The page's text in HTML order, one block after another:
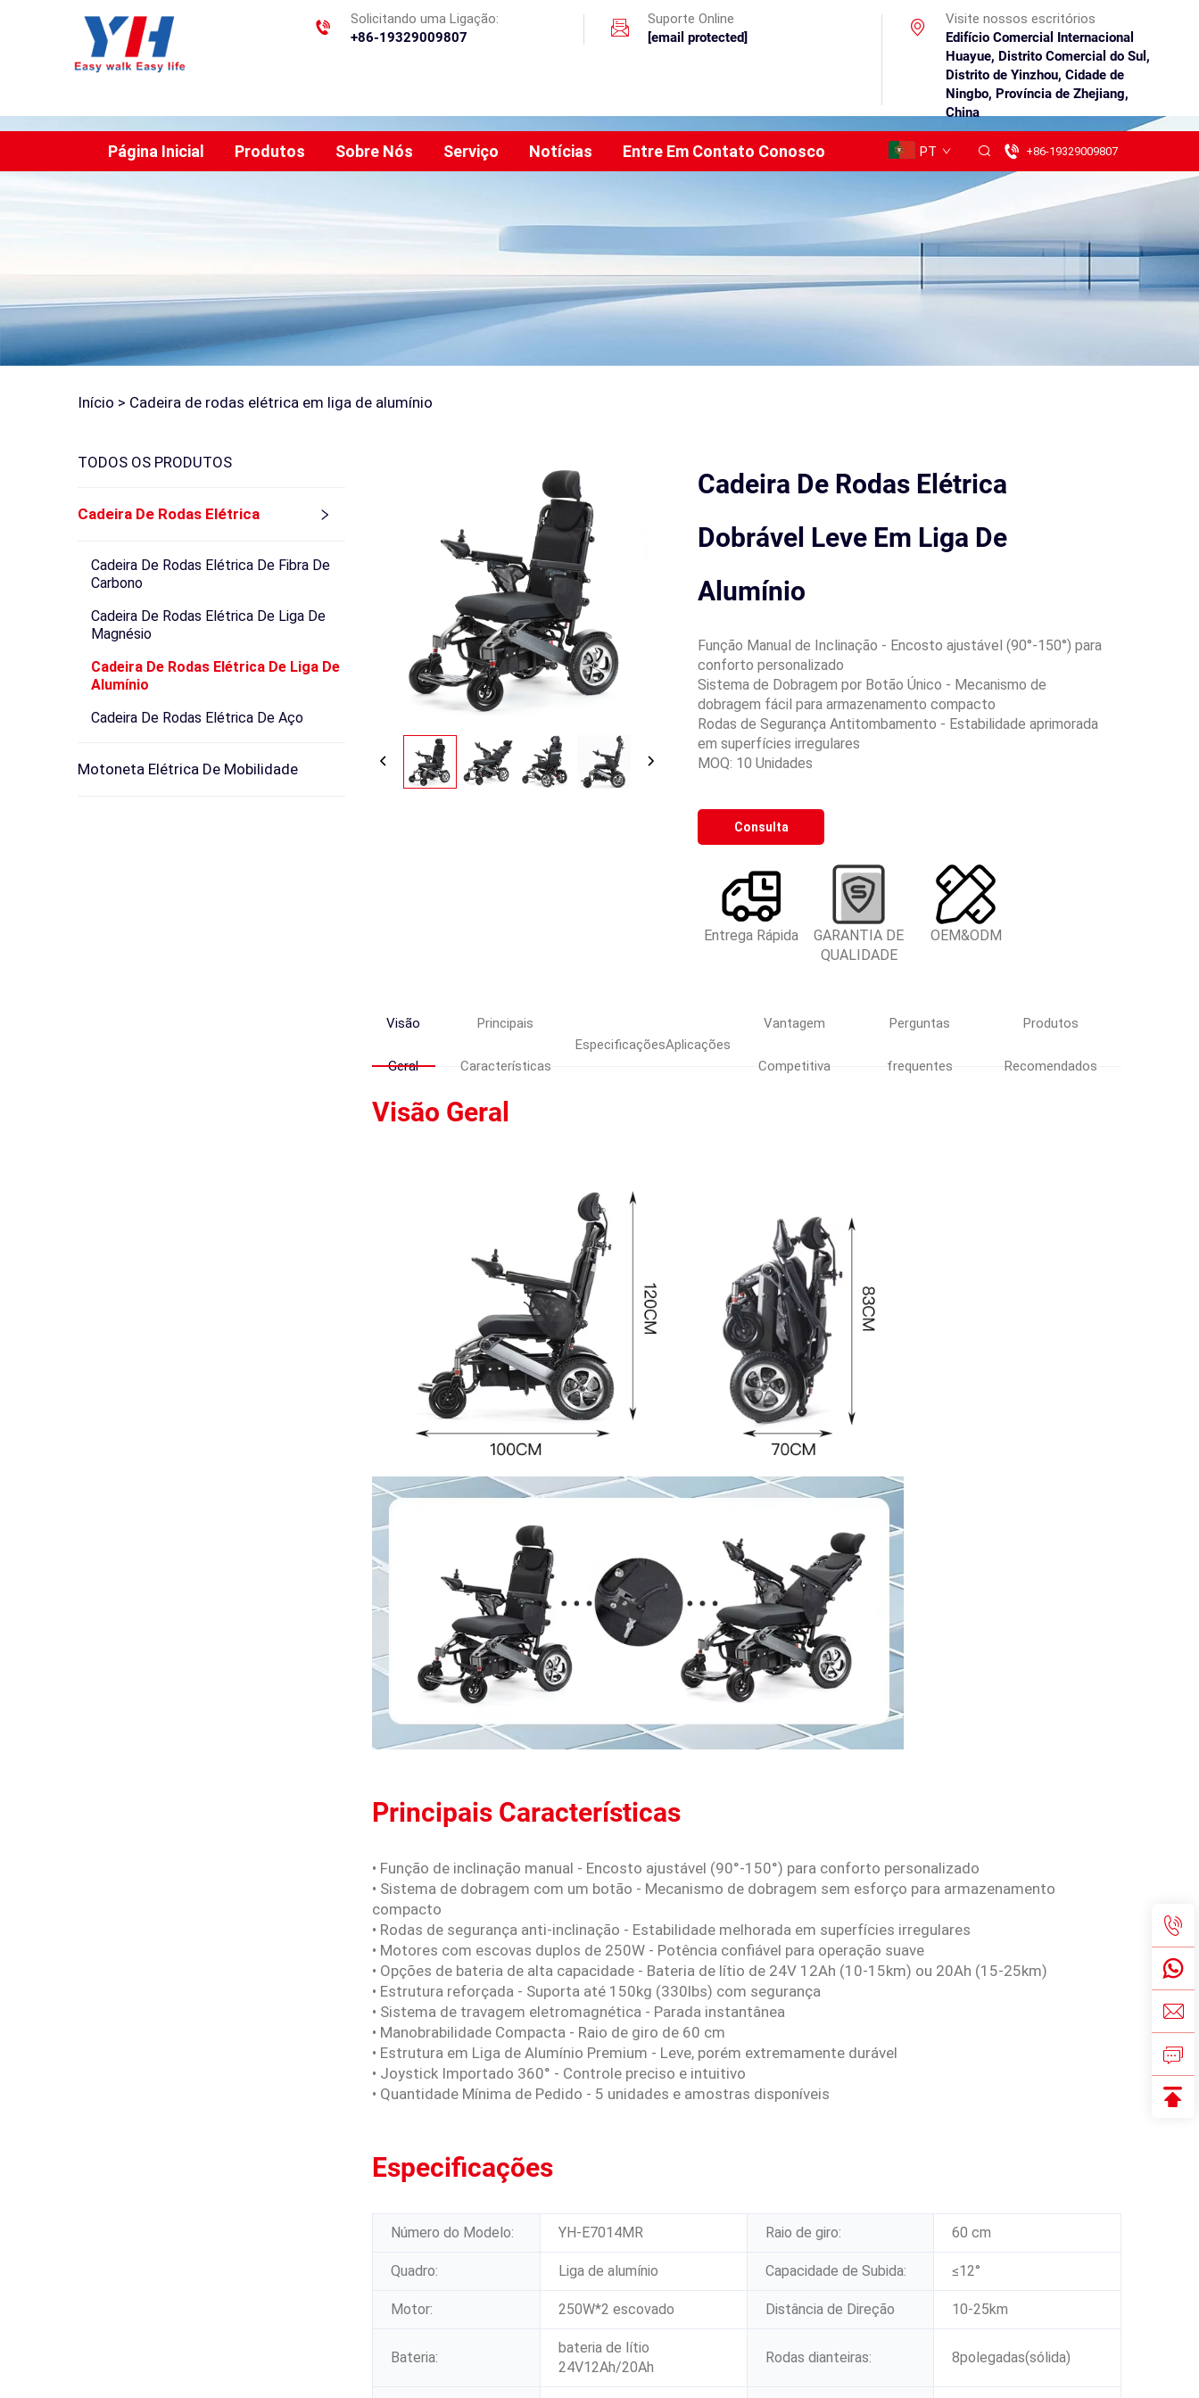
Solicitando uma Ligação:
+86-19329009807
Suporte Online
[email protected]
Visite nossos escritórios
Edifício Comercial Internacional
Huayue, Distrito Comercial do Sul,
Distrito de Yinzhou, Cidade de
Ningbo, Província de Zhejiang,
China
Página Inicial Produtos Sobre Nós Serviço Notícias Entre Em Contato Conosco PT +86-19329009807
Início > Cadeira de rodas elétrica em liga de alumínio
TODOS OS PRODUTOS
Cadeira De Rodas Elétrica
Cadeira De Rodas Elétrica De Fibra De
Carbono
Cadeira De Rodas Elétrica De Liga De
Magnésio
Cadeira De Rodas Elétrica De Liga De
Alumínio
Cadeira De Rodas Elétrica De Aço
Motoneta Elétrica De Mobilidade
Cadeira De Rodas Elétrica
Dobrável Leve Em Liga De
Alumínio
Função Manual de Inclinação - Encosto ajustável (90°-150°) para
conforto personalizado
Sistema de Dobragem por Botão Único - Mecanismo de
dobragem fácil para armazenamento compacto
Rodas de Segurança Antitombamento - Estabilidade aprimorada
em superfícies irregulares
MOQ: 10 Unidades
Consulta
Entrega Rápida
GARANTIA DE
QUALIDADE
OEM&ODM
Visão
Geral
Principais
Características
EspecificaçõesAplicações
Vantagem
Competitiva
Perguntas
frequentes
Produtos
Recomendados
Visão Geral
Principais Características
• Função de inclinação manual - Encosto ajustável (90°-150°) para conforto personalizado
• Sistema de dobragem com um botão - Mecanismo de dobragem sem esforço para armazenamento
compacto
• Rodas de segurança anti-inclinação - Estabilidade melhorada em superfícies irregulares
• Motores com escovas duplos de 250W - Potência confiável para operação suave
• Opções de bateria de alta capacidade - Bateria de lítio de 24V 12Ah (10-15km) ou 20Ah (15-25km)
• Estrutura reforçada - Suporta até 150kg (330lbs) com segurança
• Sistema de travagem eletromagnética - Parada instantânea
• Manobrabilidade Compacta - Raio de giro de 60 cm
• Estrutura em Liga de Alumínio Premium - Leve, porém extremamente durável
• Joystick Importado 360° - Controle preciso e intuitivo
• Quantidade Mínima de Pedido - 5 unidades e amostras disponíveis
Especificações
Número do Modelo: YH-E7014MR Raio de giro: 60 cm
Quadro: Liga de alumínio Capacidade de Subida: ≤12°
Motor: 250W*2 escovado Distância de Direção 10-25km
Bateria:
bateria de lítio
24V12Ah/20Ah
Rodas dianteiras: 8polegadas(sólida)